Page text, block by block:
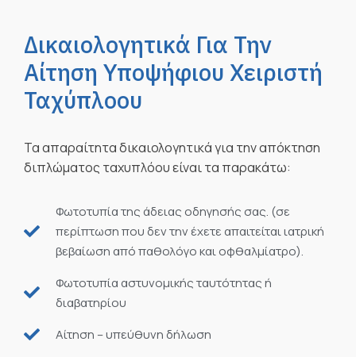
Δικαιολογητικά Για Την
Αίτηση Υποψήφιου Χειριστή
Ταχύπλοου
Τα απαραίτητα δικαιολογητικά για την απόκτηση
διπλώματος ταχυπλόου είναι τα παρακάτω:
Φωτοτυπία της άδειας οδηγησής σας. (σε
περίπτωση που δεν την έχετε απαιτείται ιατρική
βεβαίωση από παθολόγο και οφθαλμίατρο).
Φωτοτυπία αστυνομικής ταυτότητας ή
διαβατηρίου
Αίτηση – υπεύθυνη δήλωση